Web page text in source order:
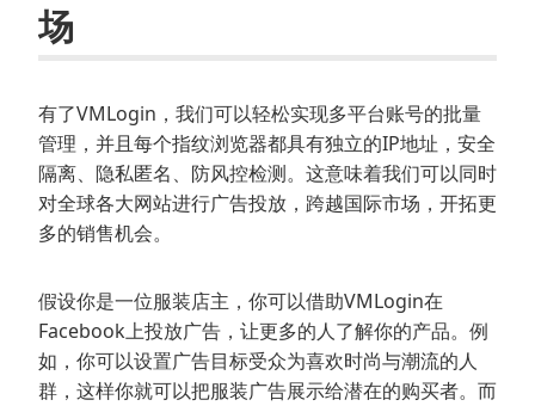
场
有了VMLogin，我们可以轻松实现多平台账号的批量
管理，并且每个指纹浏览器都具有独立的IP地址，安全
隔离、隐私匿名、防风控检测。这意味着我们可以同时
对全球各大网站进行广告投放，跨越国际市场，开拓更
多的销售机会。
假设你是一位服装店主，你可以借助VMLogin在
Facebook上投放广告，让更多的人了解你的产品。例
如，你可以设置广告目标受众为喜欢时尚与潮流的人
群，这样你就可以把服装广告展示给潜在的购买者。而